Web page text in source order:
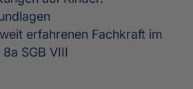
erfahrenen Fachkraft im
SGB VIII